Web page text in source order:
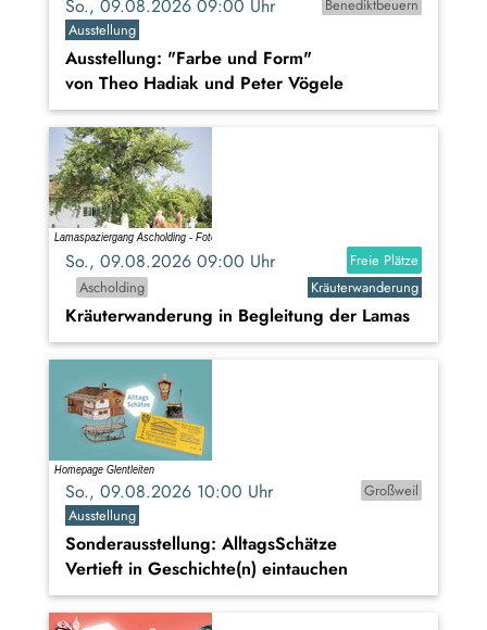
So., 09.08.2026 09:00 Uhr
Benediktbeuern
Ausstellung
Ausstellung: "Farbe und Form"
von Theo Hadiak und Peter Vögele
So., 09.08.2026 09:00 Uhr
Freie Plätze
Ascholding
Kräuterwanderung
Kräuterwanderung in Begleitung der Lamas
So., 09.08.2026 10:00 Uhr
Großweil
Ausstellung
Sonderausstellung: AlltagsSchätze
Vertieft in Geschichte(n) eintauchen